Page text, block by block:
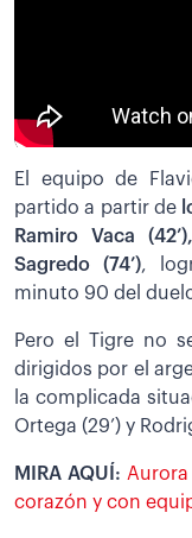
El equipo de
partido a partir de
Ramiro Vaca
Sagredo (74’),
minuto 90 del
Pero el Tigre no
dirigidos por el
la complicada
Ortega (29’) y
MIRA AQUÍ:
corazón y con